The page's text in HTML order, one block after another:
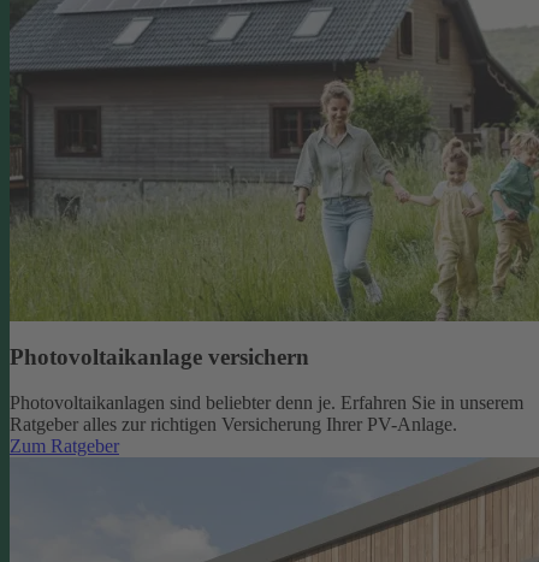
Photovoltaikanlage versichern
Photovoltaikanlagen sind beliebter denn je. Erfahren Sie in unserem
Ratgeber alles zur richtigen Versicherung Ihrer PV-Anlage.
Zum Ratgeber